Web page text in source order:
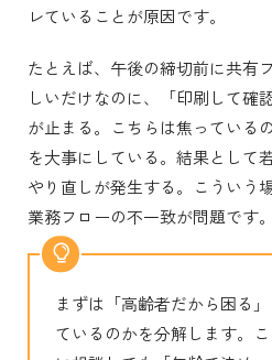
レていることが原因です。
たとえば、午後の締切前に共有
しいだけなのに、「印刷して確
が止まる。こちらは焦っている
を大事にしている。結果として
やり直しが発生する。こういう
業務フローの不一致が問題です。
まずは「高齢者だから困る
ているのかを分解します。